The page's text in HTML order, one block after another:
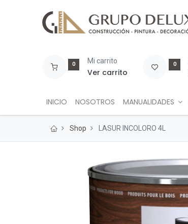
0 Mi carrito
Ver carrito
0
INICIO NOSOTROS MANUALIDADES
Shop LASUR INCOLORO 4L